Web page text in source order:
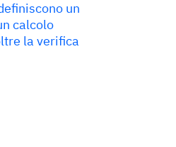
un
calcolo
la verifica